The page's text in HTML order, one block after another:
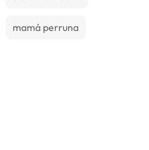
mamá perruna